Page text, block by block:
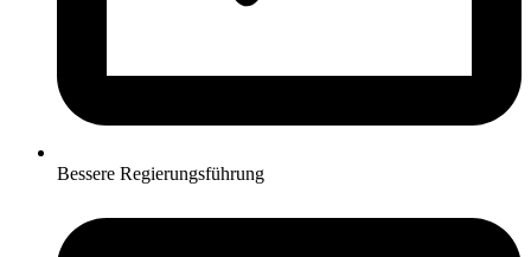
Bessere Regierungsführung